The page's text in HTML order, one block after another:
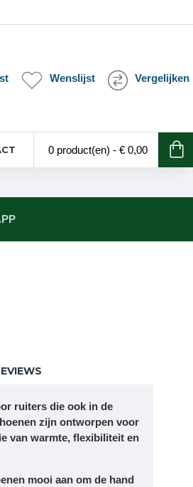
Wenslijst Vergelijken
0 product(en) - € 0,00
ruiters die ook in de
zijn ontworpen voor
van warmte, flexibiliteit en
mooi aan om de hand